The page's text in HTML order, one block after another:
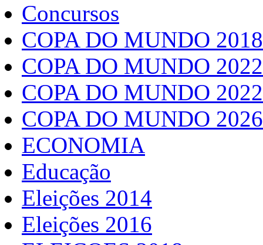
Concursos
COPA DO MUNDO 2018
COPA DO MUNDO 2022
COPA DO MUNDO
COPA DO MUNDO 2026
ECONOMIA
Educação
Eleições 2014
Eleições 2016